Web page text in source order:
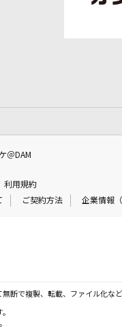
＠DAM
利用規約
ご契約方法 企業情報
断で複製、転載、ファイル化な